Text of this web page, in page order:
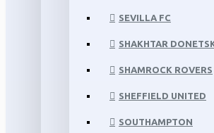
SEVILLA FC
SHAKHTAR
SHAMROCK ROVERS
SHEFFIELD UNITED
SOUTHAMPTON